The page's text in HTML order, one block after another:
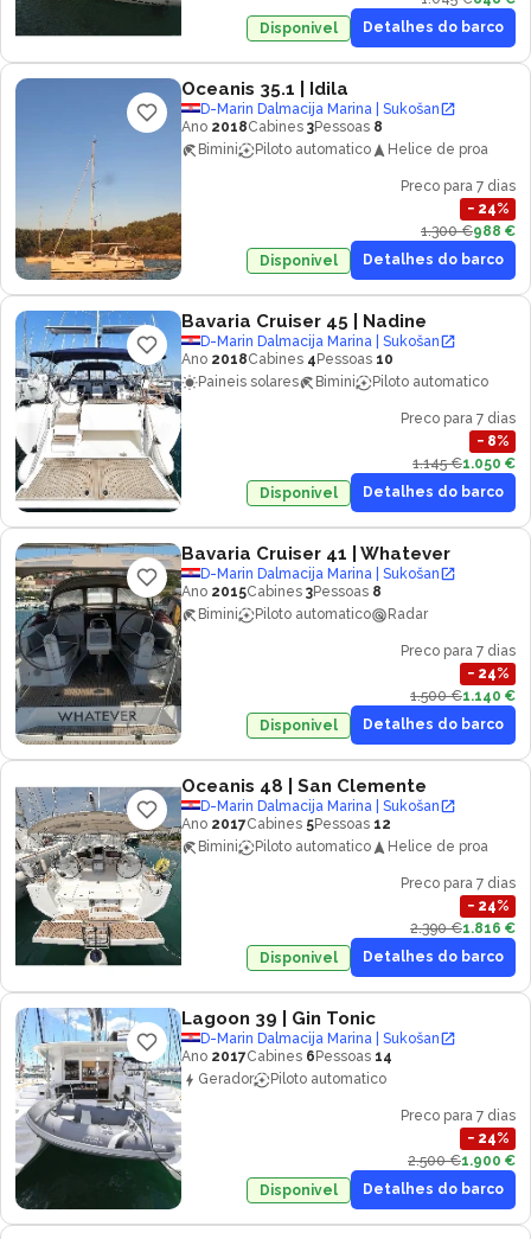
Disponivel
Detalhes do barco
Oceanis 35.1 | Idila
D-Marin Dalmacija Marina | Sukošan
Ano 2018Cabines 3Pessoas 8
Bimini
Piloto automatico Helice de proa
Preco para 7 dias
− 24%
1.300 €988 €
Disponivel
Detalhes do barco
Bavaria Cruiser 45 | Nadine
D-Marin Dalmacija Marina | Sukošan
Ano 2018Cabines 4 Pessoas 10
Paineis solares
Bimini Piloto automatico
Preco para 7 dias
− 8%
1.145 €1.050 €
Disponivel
Detalhes do barco
Bavaria Cruiser 41 | Whatever
D-Marin Dalmacija Marina | Sukošan
Ano 2015Cabines 3Pessoas 8
Bimini
Piloto automatico Radar
Preco para 7 dias
− 24%
1.500 €1.140 €
Disponivel
Detalhes do barco
Oceanis 48 | San Clemente
D-Marin Dalmacija Marina | Sukošan
Ano 2017Cabines 5Pessoas 12
Bimini
Piloto automatico Helice de proa
Preco para 7 dias
− 24%
2.390 €1.816 €
Disponivel
Detalhes do barco
Lagoon 39 | Gin Tonic
D-Marin Dalmacija Marina | Sukošan
Ano 2017Cabines 6 Pessoas 14
Gerador
Piloto automatico
Preco para 7 dias
− 24%
2.500 €1.900 €
Disponivel
Detalhes do barco